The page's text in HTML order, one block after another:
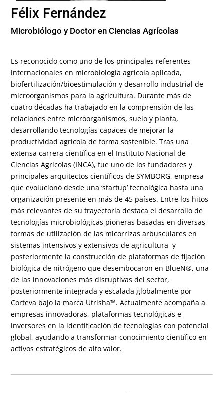
Félix Fernández
Microbiólogo y Doctor en Ciencias Agrícolas
Es reconocido como uno de los principales referentes
internacionales en microbiología agrícola aplicada,
biofertilización/bioestimulación y desarrollo industrial de
microorganismos para la agricultura. Durante más de
cuatro décadas ha trabajado en la comprensión de las
relaciones entre microorganismos, suelo y planta,
desarrollando tecnologías capaces de mejorar la
productividad agrícola de forma sostenible. Tras una
extensa carrera científica en el Instituto Nacional de
Ciencias Agrícolas (INCA), fue uno de los fundadores y
principales arquitectos científicos de SYMBORG, empresa
que evolucionó desde una ‘startup’ tecnológica hasta una
organización presente en más de 45 países. Entre los hitos
más relevantes de su trayectoria destaca el desarrollo de
tecnologías microbiológicas pioneras basadas en diversas
formas de utilización de las micorrizas arbusculares en
sistemas intensivos y extensivos de agricultura y
posteriormente la construcción de plataformas de fijación
biológica de nitrógeno que desembocaron en BlueN®, una
de las innovaciones más disruptivas del sector,
posteriormente integrada y escalada globalmente por
Corteva bajo la marca Utrisha™. Actualmente acompaña a
empresas innovadoras, plataformas tecnológicas e
inversores en la identificación de tecnologías con potencial
global, ayudando a transformar conocimiento científico en
activos estratégicos de alto valor.